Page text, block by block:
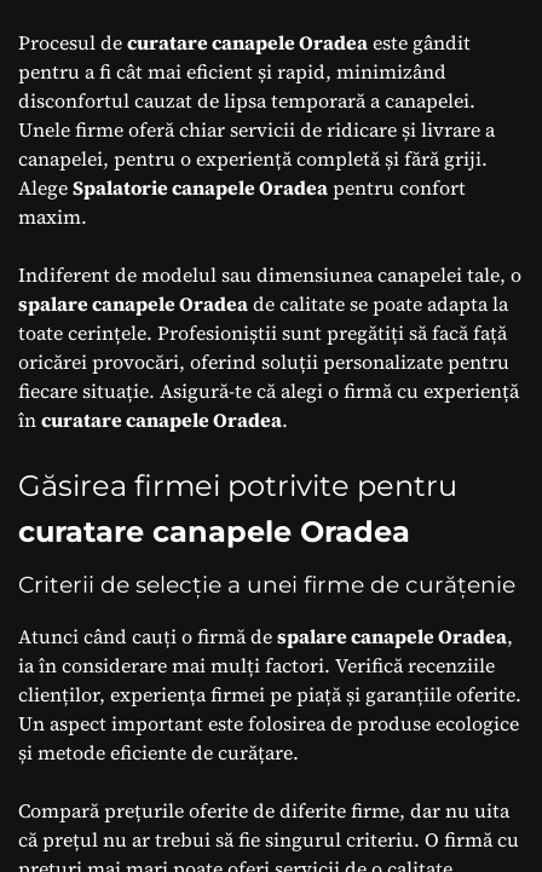
Procesul decuratare canapele Oradeaeste gândit
pentru a fi cât mai eficient și rapid, minimizând
disconfortul cauzat de lipsa temporară a canapelei.
Unele firme oferă chiar servicii de ridicare și livrare a
canapelei, pentru o experiență completă și fără griji.
AlegeSpalatorie canapele Oradeapentru confort
maxim.
Indiferent de modelul sau dimensiunea canapelei tale, o
spalare canapele Oradeade calitate se poate adapta la
toate cerințele. Profesioniștii sunt pregătiți să facă față
oricărei provocări, oferind soluții personalizate pentru
fiecare situație. Asigură-te că alegi o firmă cu experiență
încuratare canapele Oradea.
Găsirea firmei potrivite pentru
curatare canapele Oradea
Criterii de selecție a unei firme de curățenie
Atunci când cauți o firmă despalare canapele Oradea,
ia în considerare mai mulți factori. Verifică recenziile
clienților, experiența firmei pe piață și garanțiile oferite.
Un aspect important este folosirea de produse ecologice
și metode eficiente de curățare.
Compară prețurile oferite de diferite firme, dar nu uita
că prețul nu ar trebui să fie singurul criteriu. O firmă cu